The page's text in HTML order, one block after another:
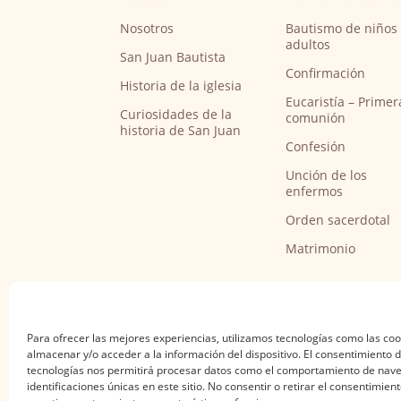
Para ofrecer las mejores experiencias, utilizamos tecnologías como las
almacenar y/o acceder a la información del dispositivo. El consentimiento
tecnologías nos permitirá procesar datos como el comportamiento de
identificaciones únicas en este sitio. No consentir o retirar el
Nosotros
San Juan Bautista
Historia de la iglesia
Curiosidades de la
historia de San Juan
Bautismo de niños
adultos
Confirmación
Eucaristía –
comunión
Confesión
Unción de los
enfermos
Orden sacerdotal
Matrimonio